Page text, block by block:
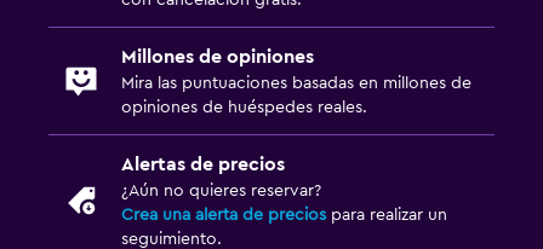
Enchufe cerca de la cama
Armario o clóset
Lavandería
Millones de opiniones
Mira las puntuaciones basadas en millones de
opiniones de huéspedes reales.
Alertas de precios
¿Aún no quieres reservar?
Crea una alerta de precios para realizar un
seguimiento.